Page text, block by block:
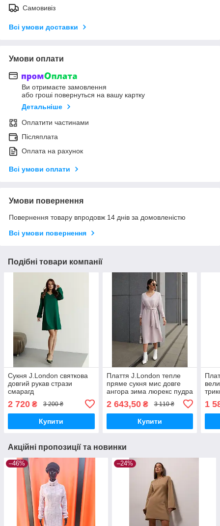
Самовивіз
Всі умови доставки
Умови оплати
Ви отримаєте замовлення
або гроші повернуться на вашу картку
Детальніше
Оплатити частинами
Післяплата
Оплата на рахунок
Всі умови оплати
Умови повернення
Повернення товару впродовж 14 днів за домовленістю
Всі умови повернення
Подібні товари компанії
Сукня J.London святкова
довгий рукав стрази
смарагд
2 720 ₴ 3 200 ₴
Купити
Плаття J.London тепле
пряме сукня мис довге
ангора зима люрекс пудра
2 643,50₴ 3 110 ₴
Купити
1
Акційні пропозиції та новинки
–46% –24%